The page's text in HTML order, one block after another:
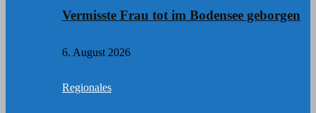
Vermisste Frau tot im Bodensee geborgen
6. August 2026
Regionales